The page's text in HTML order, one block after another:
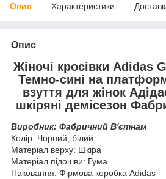
Опис Характеристики
Опис
Жіночі кросівки Adidas
Темно-сині на
взуття для жінок
шкіряні демісезон
Виробник: Фабричний В'єтнам
Колір: Чорний, білий
Матеріал верху: Шкіра
Матеріал підошви: Гума
Паковання: Фірмова коробка Adidas